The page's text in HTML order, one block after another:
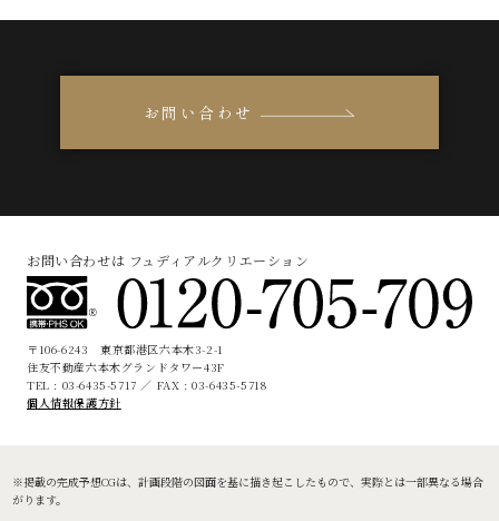
お問い合わせ
お問い合わせは フュディアルクリエーション
〒106-6243 東京都港区六本木3-2-1
住友不動産六本木グランドタワー43F
TEL : 03-6435-5717 ／ FAX : 03-6435-5718
個人情報保護方針
※掲載の完成予想CGは、計画段階の図面を基に描き起こしたもので、実際とは一部異なる場合
がります。